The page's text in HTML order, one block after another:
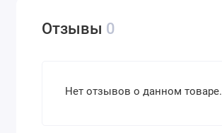
Отзывы 0
Нет отзывов о данном товаре.